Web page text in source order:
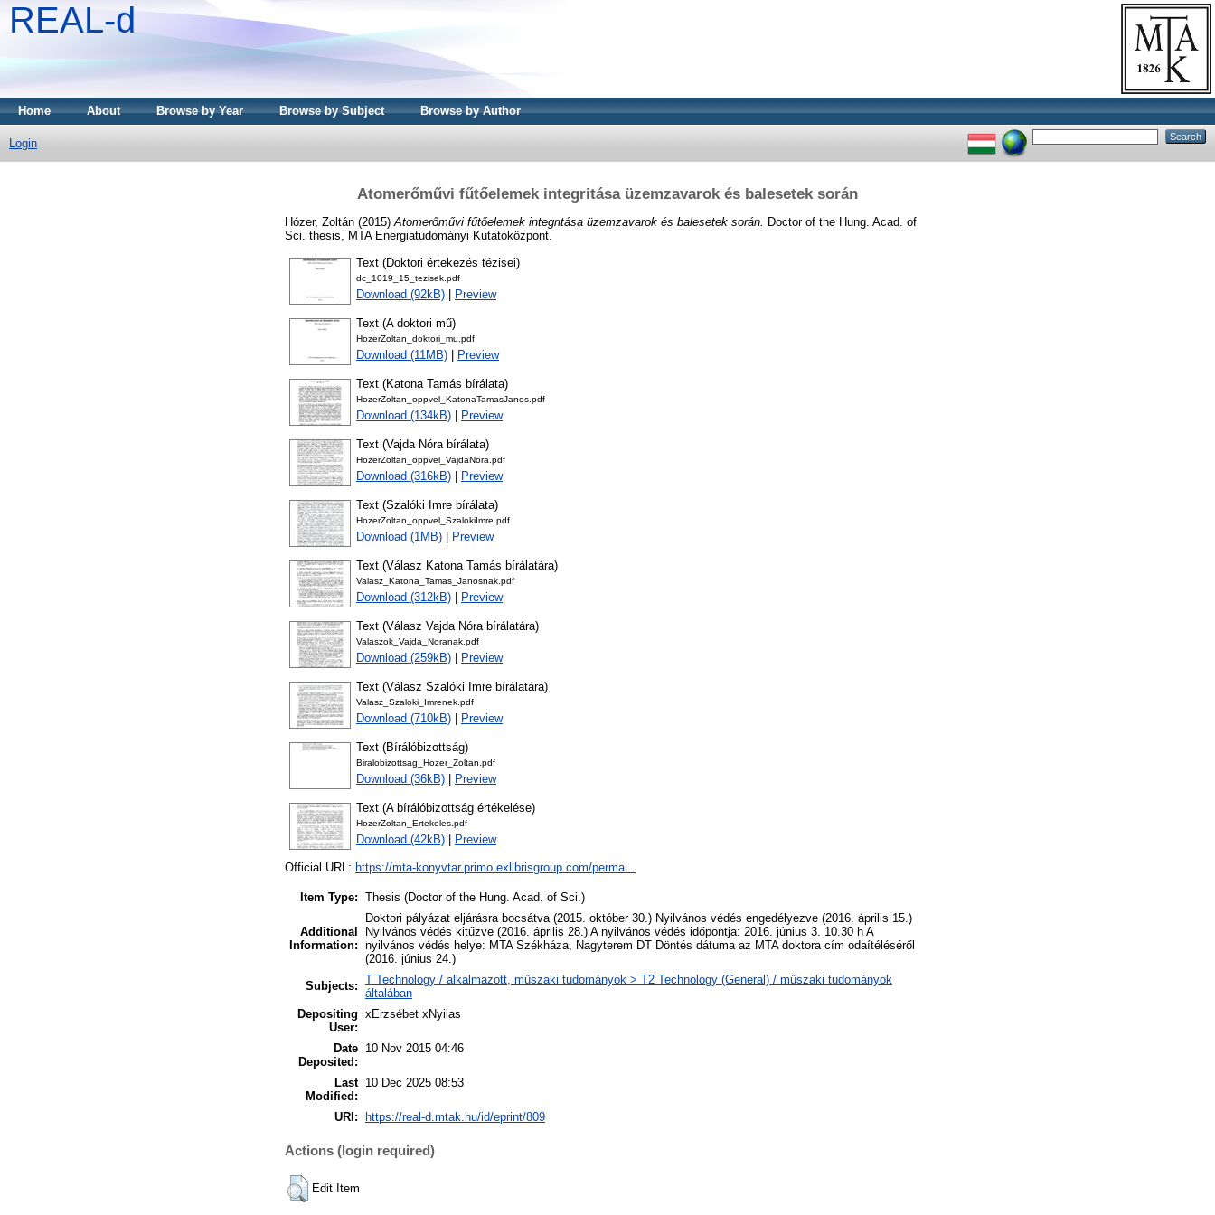
REAL-d
Home About Browse by Year Browse by Subject Browse by Author
Login
Atomerőművi fűtőelemek integritása üzemzavarok és balesetek során
Hózer, Zoltán (2015) Atomerőművi fűtőelemek integritása üzemzavarok és balesetek során. Doctor of the Hung. Acad. of
Sci. thesis, MTA Energiatudományi Kutatóközpont.
Text (Doktori értekezés tézisei)
dc_1019_15_tezisek.pdf
Download (92kB) Preview
Text (A doktori mű)
HozerZoltan_doktori_mu.pdf
Download (11MB) Preview
Text (Katona Tamás bírálata)
HozerZoltan_oppvel_KatonaTamasJanos.pdf
Download (134kB) Preview
Text (Vajda Nóra bírálata)
HozerZoltan_oppvel_VajdaNora.pdf
Download (316kB) Preview
Text (Szalóki Imre bírálata)
HozerZoltan_oppvel_SzalokiImre.pdf
Download (1MB) Preview
Text (Válasz Katona Tamás bírálatára)
Valasz_Katona_Tamas_Janosnak.pdf
Download (312kB) Preview
Text (Válasz Vajda Nóra bírálatára)
Valaszok_Vajda_Noranak.pdf
Download (259kB) Preview
Text (Válasz Szalóki Imre bírálatára)
Valasz_Szaloki_Imrenek.pdf
Download (710kB) Preview
Text (Bírálóbizottság)
Biralobizottsag_Hozer_Zoltan.pdf
Download (36kB) Preview
Text (A bírálóbizottság értékelése)
HozerZoltan_Ertekeles.pdf
Download (42kB) Preview
Official URL: https://mta-konyvtar.primo.exlibrisgroup.com/perma...
Item Type: Thesis (Doctor of the Hung. Acad. of Sci.)
Additional
Information:
Doktori pályázat eljárásra bocsátva (2015. október 30.) Nyilvános védés engedélyezve (2016. április 15.)
Nyilvános védés kitűzve (2016. április 28.) A nyilvános védés időpontja: 2016. június 3. 10.30 h A
nyilvános védés helye: MTA Székháza, Nagyterem DT Döntés dátuma az MTA doktora cím odaítéléséről
(2016. június 24.)
Subjects: T Technology / alkalmazott, műszaki tudományok > T2 Technology (General) / műszaki tudományok
általában
Depositing
User:
xErzsébet xNyilas
Date
Deposited:
10 Nov 2015 04:46
Last
Modified:
10 Dec 2025 08:53
URI: https://real-d.mtak.hu/id/eprint/809
Actions (login required)
Edit Item